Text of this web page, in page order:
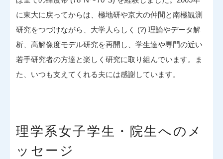
に東大に戻ってからは、極地研や京大の仲間と南極観測
研究をつづけながら、大学人らしく (?) 理論やデータ解
析、高解像度モデル研究を再開し、学生達や専門の近い
若手研究者の方達と楽しく研究に取り組んでいます。ま
た、いつも支えてくれる夫には感謝しています。
理学系女子学生・院生へのメ
ッセージ